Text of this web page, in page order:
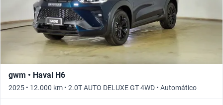
gwm • Haval H6
2025 • 12.000 km • 2.0T AUTO DELUXE GT 4WD • Automático